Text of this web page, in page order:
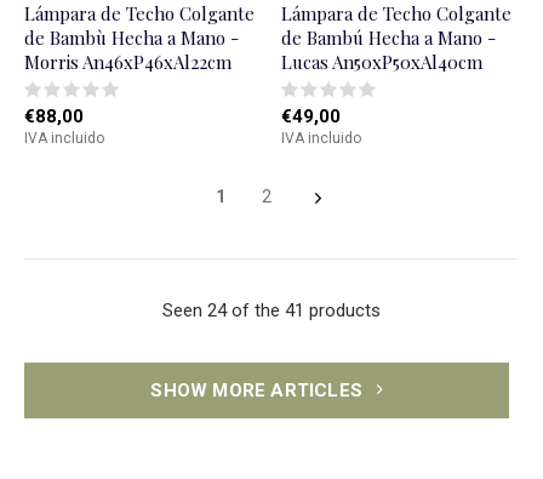
Lámpara de Techo Colgante
de Bambù Hecha a Mano -
Morris An46xP46xAl22cm
€88,00
IVA incluido
Lámpara de Techo Colgante
de Bambú Hecha a Mano -
Lucas An50xP50xAl40cm
€49,00
IVA incluido
1 2
Seen 24 of the 41 products
SHOW MORE ARTICLES